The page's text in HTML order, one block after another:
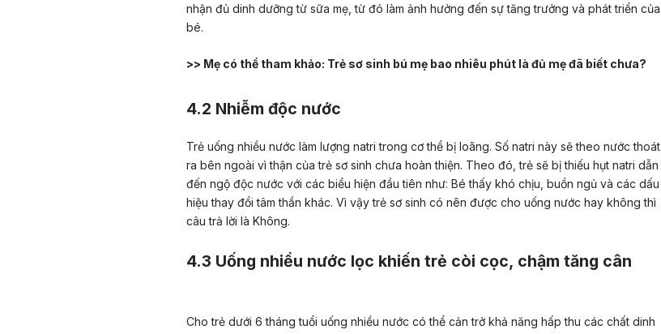
nhận đủ dinh dưỡng từ sữa mẹ, từ đó làm ảnh hưởng đến sự tăng trưởng và phát triển của
bé.
>> Mẹ có thể tham khảo: Trẻ sơ sinh bú mẹ bao nhiêu phút là đủ mẹ đã biết chưa?
4.2 Nhiễm độc nước
Trẻ uống nhiều nước làm lượng natri trong cơ thể bị loãng. Số natri này sẽ theo nước thoát
ra bên ngoài vì thận của trẻ sơ sinh chưa hoàn thiện. Theo đó, trẻ sẽ bị thiếu hụt natri dẫn
đến ngộ độc nước với các biểu hiện đầu tiên như: Bé thấy khó chịu, buồn ngủ và các dấu
hiệu thay đổi tâm thần khác. Vì vậy trẻ sơ sinh có nên được cho uống nước hay không thì
câu trả lời là Không.
4.3 Uống nhiều nước lọc khiến trẻ còi cọc, chậm tăng cân
Cho trẻ dưới 6 tháng tuổi uống nhiều nước có thể cản trở khả năng hấp thu các chất dinh